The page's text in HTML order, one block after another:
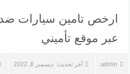
ارخص تامين سيارات ضد
عبر موقع تأميني
admin آخر تحديث: ديسمبر 8, 2022